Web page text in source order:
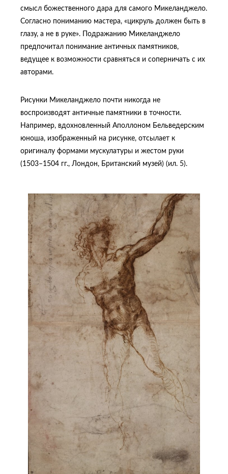
смысл божественного дара для самого Микеланджело.
Согласно пониманию мастера, «цикруль должен быть в
глазу, а не в руке». Подражанию Микеланджело
предпочитал понимание античных памятников,
ведущее к возможности сравняться и соперничать с их
авторами.
Рисунки Микеланджело почти никогда не
воспроизводят античные памятники в точности.
Например, вдохновленный Аполлоном Бельведерским
юноша, изображенный на рисунке, отсылает к
оригиналу формами мускулатуры и жестом руки
(1503–1504 гг., Лондон, Британский музей) (ил. 5).